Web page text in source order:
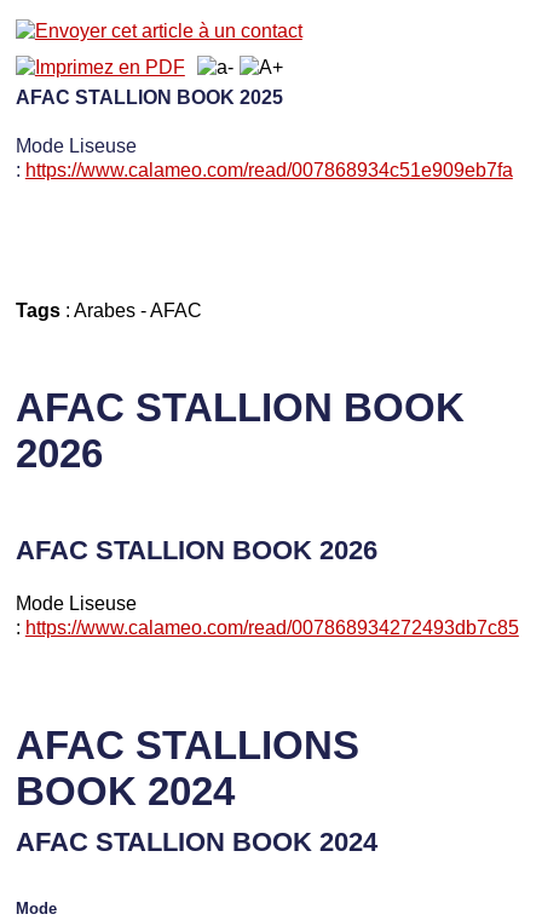
AFAC STALLION BOOK 2025
Mode Liseuse
: https://www.calameo.com/read/007868934c51e909eb7fa
Tags: Arabes-AFAC
AFAC STALLION BOOK
2026
AFAC STALLION BOOK 2026
Mode Liseuse
: https://www.calameo.com/read/007868934272493db7c85
AFAC STALLIONS
BOOK 2024
AFAC STALLION BOOK 2024
Mode